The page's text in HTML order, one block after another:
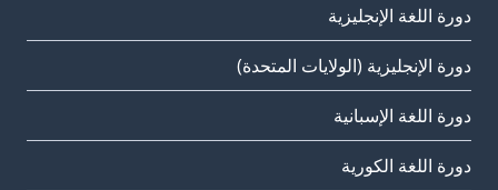
دورة اللغة الإنجليزية
دورة الإنجليزية (الولايات المتحدة)
دورة اللغة الإسبانية
دورة اللغة الكورية